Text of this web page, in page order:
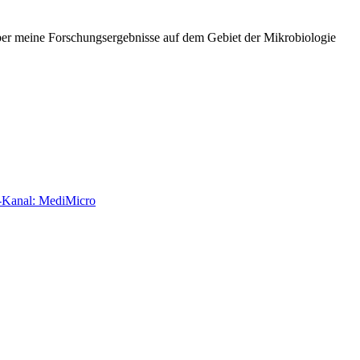
meine Forschungsergebnisse auf dem Gebiet der Mikrobiologie
Kanal: MediMicro